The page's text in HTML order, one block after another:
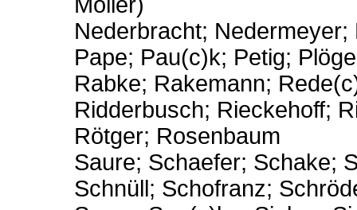
Nederbracht;
Pape; Pau(c)k; Petig;
Rabke; Rakemann;
Ridderbusch; Rieckehoff;
Rötger; Rosenbaum
Saure; Schaefer; Schake;
Schnüll; Schofranz;